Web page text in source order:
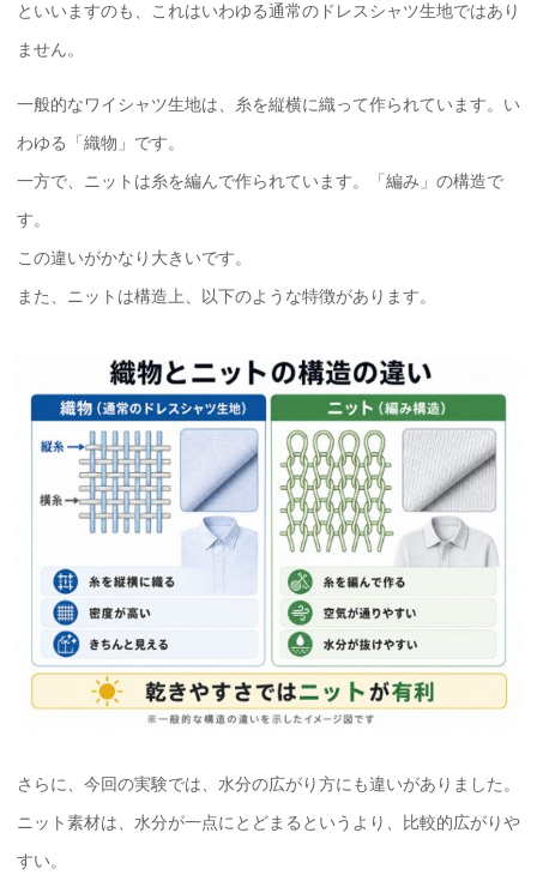
といいますのも、これはいわゆる通常のドレスシャツ生地ではあり
ません。
一般的なワイシャツ生地は、糸を縦横に織って作られています。い
わゆる「織物」です。
一方で、ニットは糸を編んで作られています。「編み」の構造で
す。
この違いがかなり大きいです。
また、ニットは構造上、以下のような特徴があります。
さらに、今回の実験では、水分の広がり方にも違いがありました。
ニット素材は、水分が一点にとどまるというより、比較的広がりや
すい。